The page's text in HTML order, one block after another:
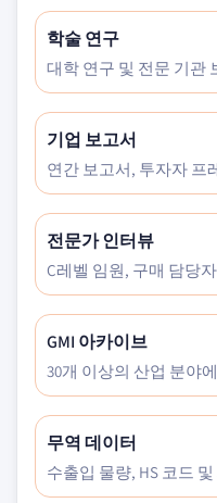
학술 연구
대학 연구 및 전문 기관
기업 보고서
연간 보고서, 투자자 프
전문가 인터뷰
C레벨 임원, 구매 담당
GMI 아카이브
30개 이상의 산업 분야
무역 데이터
수출입 물량, HS 코드